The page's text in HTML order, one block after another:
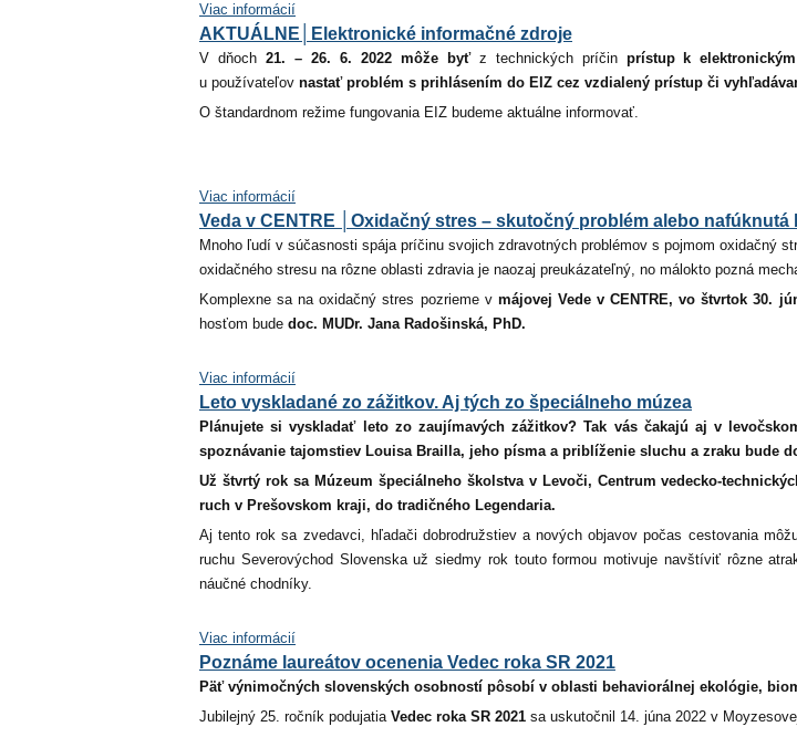
Viac informácií
AKTUÁLNE│Elektronické informačné zdroje
V dňoch 21. – 26. 6. 2022 môže byťz technických príčin prístup k
u používateľov nastať problém s prihlásením do EIZ cez vzdialený prístup či
O štandardnom režime fungovania EIZ budeme aktuálne informovať.
Viac informácií
Veda v CENTRE │Oxidačný stres – skutočný problém alebo nafúknutá
Mnoho ľudí v súčasnosti spája príčinu svojich zdravotných problémov s pojmom oxidačný
oxidačného stresu na rôzne oblasti zdravia je naozaj preukázateľný, no málokto pozná
Komplexne sa na oxidačný stres pozrieme v májovej Vede v CENTRE, vo štvrtok 30.
hosťom bude doc. MUDr. Jana Radošinská, PhD.
Viac informácií
Leto vyskladané zo zážitkov. Aj tých zo špeciálneho múzea
Plánujete si vyskladať leto zo zaujímavých zážitkov? Tak vás čakajú aj v
spoznávanie tajomstiev Louisa Brailla, jeho písma a priblíženie sluchu a zraku bude
Už štvrtý rok sa Múzeum špeciálneho školstva v Levoči, Centrum vedecko-
ruch v Prešovskom kraji, do tradičného Legendaria.
Aj tento rok sa zvedavci, hľadači dobrodružstiev a nových objavov počas cestovania
ruchu Severovýchod Slovenska už siedmy rok touto formou motivuje navštíviť rôzne
náučné chodníky.
Viac informácií
Poznáme laureátov ocenenia Vedec roka SR 2021
Päť výnimočných slovenských osobností pôsobí v oblasti behaviorálnej ekológie,
Jubilejný 25. ročník podujatia Vedec roka SR 2021 sa uskutočnil 14. júna 2022 v